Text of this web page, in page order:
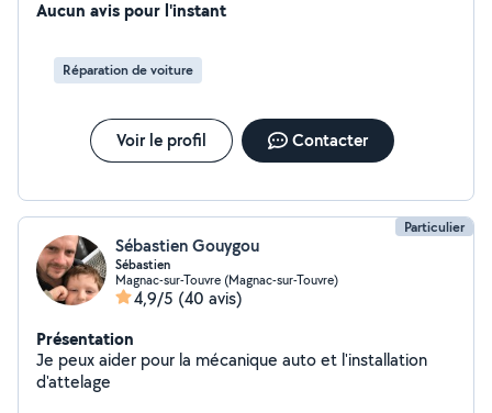
Aucun avis pour l'instant
Réparation de voiture
Voir le profil Contacter
Particulier
Sébastien Gouygou
Sébastien
Magnac-sur-Touvre (Magnac-sur-Touvre)
4,9/5 (40 avis)
Présentation
Je peux aider pour la mécanique auto et l'installation
d'attelage